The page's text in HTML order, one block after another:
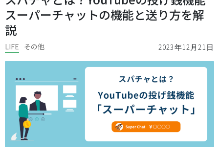
スーパーチャットの機能と送り方を解
説
2023年12月21日
LIFE その他